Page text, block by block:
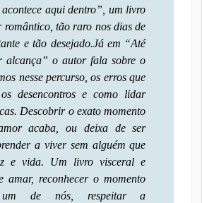
acontece aqui dentro”, um livro
romântico, tão raro nos dias de
e tão desejado.Já em “Até
alcança” o autor fala sobre o
nesse percurso, os erros que
os desencontros e como lidar
Descobrir o exato momento
acaba, ou deixa de ser
a viver sem alguém que
e vida. Um livro visceral e
amar, reconhecer o momento
de nós, respeitar a